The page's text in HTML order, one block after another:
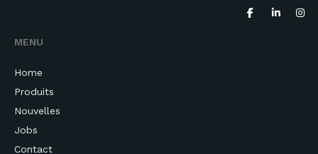
MENU
Home
Produits
Nouvelles
Jobs
Contact